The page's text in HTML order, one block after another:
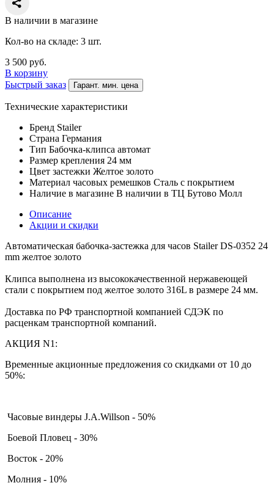
В наличии в магазине
Кол-во на складе: 3 шт.
3 500 руб.
В корзину
Быстрый заказ
Гарант. мин. цена
Технические характеристики
Бренд Stailer
Страна Германия
Тип Бабочка-клипса автомат
Размер крепления 24 мм
Цвет застежки Желтое золото
Материал часовых ремешков Сталь с покрытием
Наличие в магазине В наличии в ТЦ Бутово Молл
Описание
Акции и скидки
Автоматическая бабочка-застежка для часов Stailer DS-0352 24
mm желтое золото
Клипса выполнена из высококачественной нержавеющей
стали с покрытием под желтое золото 316L в размере 24 мм.
Доставка по РФ транспортной компанией СДЭК по
расценкам транспортной компаний.
АКЦИЯ N1:
Временные акционные предложения со скидками от 10 до
50%:
Часовые виндеры J.A.Willson - 50%
Боевой Пловец - 30%
Восток - 20%
Молния - 10%